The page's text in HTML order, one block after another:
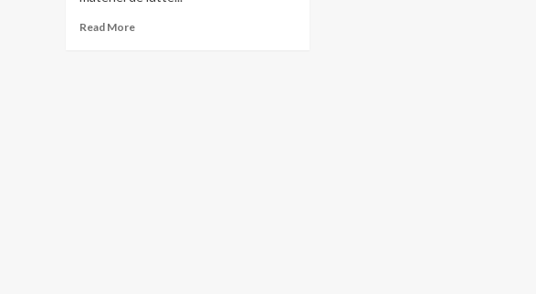
Read More